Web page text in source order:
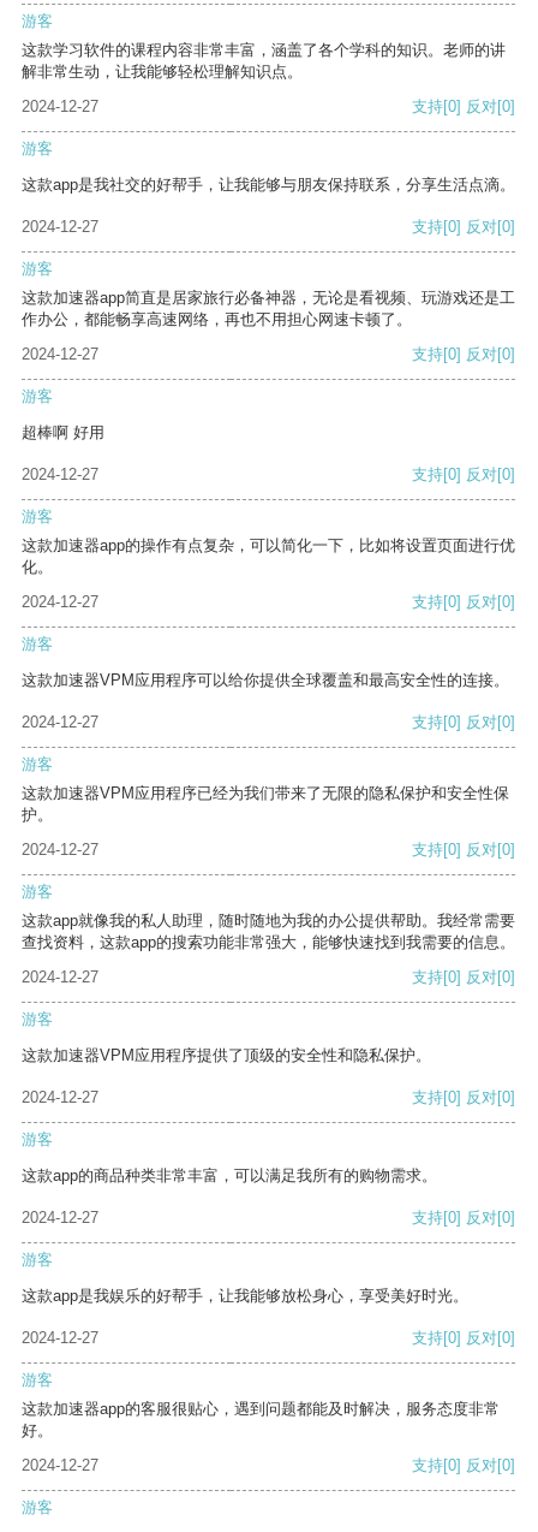
游客
这款学习软件的课程内容非常丰富，涵盖了各个学科的知识。老师的讲
解非常生动，让我能够轻松理解知识点。
2024-12-27
支持[0] 反对[0]
游客
这款app是我社交的好帮手，让我能够与朋友保持联系，分享生活点滴。
2024-12-27 支持[0] 反对[0]
游客
这款加速器app简直是居家旅行必备神器，无论是看视频、玩游戏还是工
作办公，都能畅享高速网络，再也不用担心网速卡顿了。
2024-12-27
支持[0] 反对[0]
游客
超棒啊 好用
2024-12-27 支持[0] 反对[0]
游客
这款加速器app的操作有点复杂，可以简化一下，比如将设置页面进行优
化。
2024-12-27
支持[0] 反对[0]
游客
这款加速器VPM应用程序可以给你提供全球覆盖和最高安全性的连接。
2024-12-27 支持[0] 反对[0]
游客
这款加速器VPM应用程序已经为我们带来了无限的隐私保护和安全性保
护。
2024-12-27
支持[0] 反对[0]
游客
这款app就像我的私人助理，随时随地为我的办公提供帮助。我经常需要
查找资料，这款app的搜索功能非常强大，能够快速找到我需要的信息。
2024-12-27
支持[0] 反对[0]
游客
这款加速器VPM应用程序提供了顶级的安全性和隐私保护。
2024-12-27 支持[0] 反对[0]
游客
这款app的商品种类非常丰富，可以满足我所有的购物需求。
2024-12-27 支持[0] 反对[0]
游客
这款app是我娱乐的好帮手，让我能够放松身心，享受美好时光。
2024-12-27 支持[0] 反对[0]
游客
这款加速器app的客服很贴心，遇到问题都能及时解决，服务态度非常
好。
2024-12-27
支持[0] 反对[0]
游客